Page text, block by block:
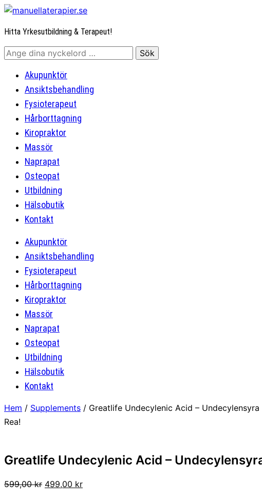
Hitta Yrkesutbildning & Terapeut!
Akupunktör
Ansiktsbehandling
Fysioterapeut
Hårborttagning
Kiropraktor
Massör
Naprapat
Osteopat
Utbildning
Hälsobutik
Kontakt
Akupunktör
Ansiktsbehandling
Fysioterapeut
Hårborttagning
Kiropraktor
Massör
Naprapat
Osteopat
Utbildning
Hälsobutik
Kontakt
Hem / Supplements / Greatlife Undecylenic Acid –
Rea!
Greatlife Undecylenic Acid –
599,00kr Det
499,00 krDet